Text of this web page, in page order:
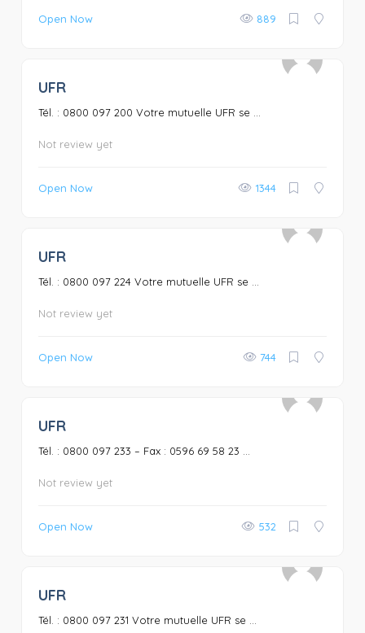
Open Now 889
UFR
Tél. : 0800 097 200 Votre mutuelle UFR se ...
Not review yet
Open Now 1344
UFR
Tél. : 0800 097 224 Votre mutuelle UFR se ...
Not review yet
Open Now 744
UFR
Tél. : 0800 097 233 – Fax : 0596 69 58 23 ...
Not review yet
Open Now 532
UFR
Tél. : 0800 097 231 Votre mutuelle UFR se ...